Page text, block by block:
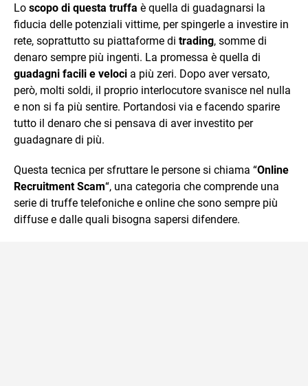
Lo scopo di questa truffa è quella di guadagnarsi la
fiducia delle potenziali vittime, per spingerle a investire in
rete, soprattutto su piattaforme di trading, somme di
denaro sempre più ingenti. La promessa è quella di
guadagni facili e veloci a più zeri. Dopo aver versato,
però, molti soldi, il proprio interlocutore svanisce nel nulla
e non si fa più sentire. Portandosi via e facendo sparire
tutto il denaro che si pensava di aver investito per
guadagnare di più.
Questa tecnica per sfruttare le persone si chiama “Online
Recruitment Scam“, una categoria che comprende una
serie di truffe telefoniche e online che sono sempre più
diffuse e dalle quali bisogna sapersi difendere.